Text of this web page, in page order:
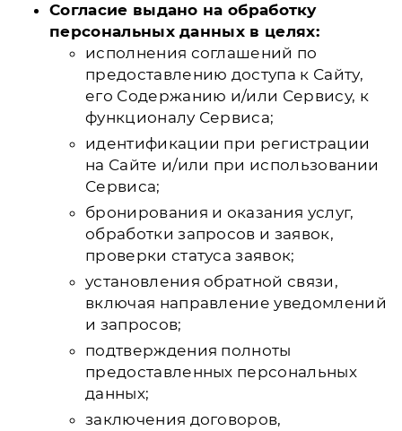
Согласие выдано на обработку
персональных данных в целях:
исполнения соглашений по
предоставлению доступа к Сайту,
его Содержанию и/или Сервису, к
функционалу Сервиса;
идентификации при регистрации
на Сайте и/или при использовании
Сервиса;
бронирования и оказания услуг,
обработки запросов и заявок,
проверки статуса заявок;
установления обратной связи,
включая направление уведомлений
и запросов;
подтверждения полноты
предоставленных персональных
данных;
заключения договоров,